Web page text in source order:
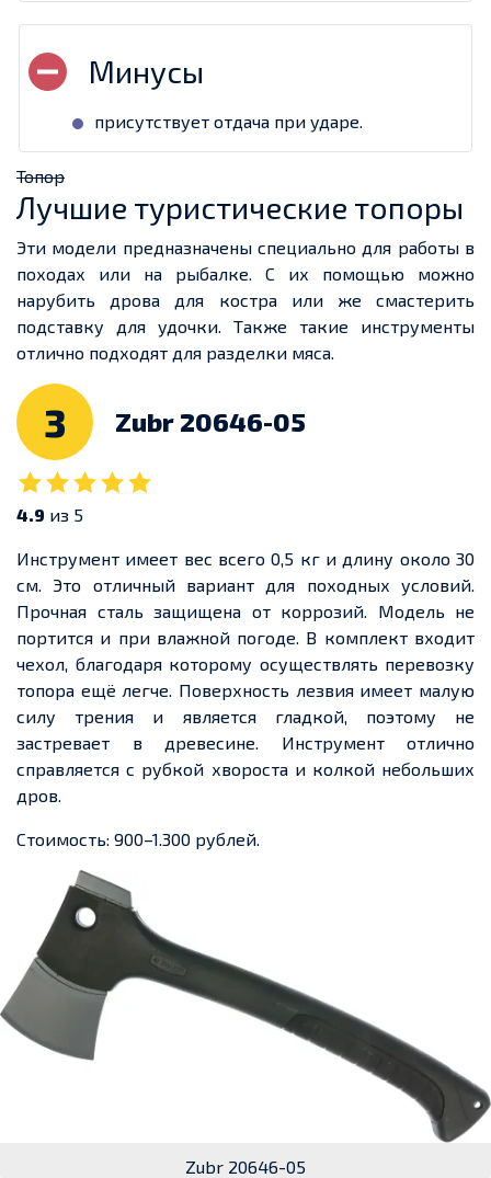
присутствует отдача при ударе.
Топор
Лучшие туристические топоры
Эти модели предназначены специально для работы в
походах или на рыбалке. С их помощью можно
нарубить дрова для костра или же смастерить
подставку для удочки. Также такие инструменты
отлично подходят для разделки мяса.
3 Zubr 20646-05
4.9 из 5
Инструмент имеет вес всего 0,5 кг и длину около 30
см. Это отличный вариант для походных условий.
Прочная сталь защищена от коррозий. Модель не
портится и при влажной погоде. В комплект входит
чехол, благодаря которому осуществлять перевозку
топора ещё легче. Поверхность лезвия имеет малую
силу трения и является гладкой, поэтому не
застревает в древесине. Инструмент отлично
справляется с рубкой хвороста и колкой небольших
дров.
Стоимость: 900–1.300 рублей.
Zubr 20646-05